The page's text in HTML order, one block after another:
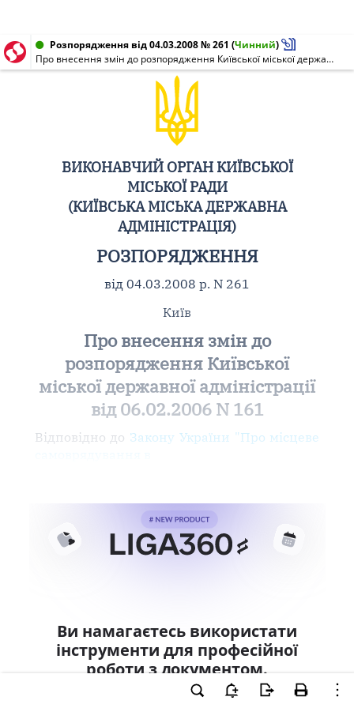
Розпорядження від 04.03.2008 № 261 (Чинний)
Про внесення змін до розпорядження Київської міської державної адміністрації від 06.02.2006 N 161
ВИКОНАВЧИЙ ОРГАН КИЇВСЬКОЇ
МІСЬКОЇ РАДИ
(КИЇВСЬКА МІСЬКА ДЕРЖАВНА
АДМІНІСТРАЦІЯ)
РОЗПОРЯДЖЕННЯ
від 04.03.2008 р. N 261
Київ
Про внесення змін до
розпорядження Київської
міської державної адміністрації
від 06.02.2006 N 161
Відповідно до Закону України "Про місцеве
Ви намагаєтесь використати
інструменти для професійної
роботи з документом.
Ці можливості доступні тільки користувачам